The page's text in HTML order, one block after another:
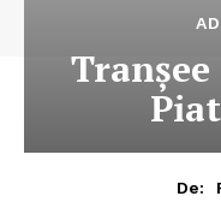
De: